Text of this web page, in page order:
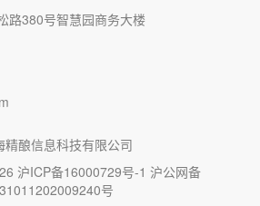
路380号智慧园商务大楼
精酿信息科技有限公司
沪ICP备16000729号-1 沪公网备
31011202009240号